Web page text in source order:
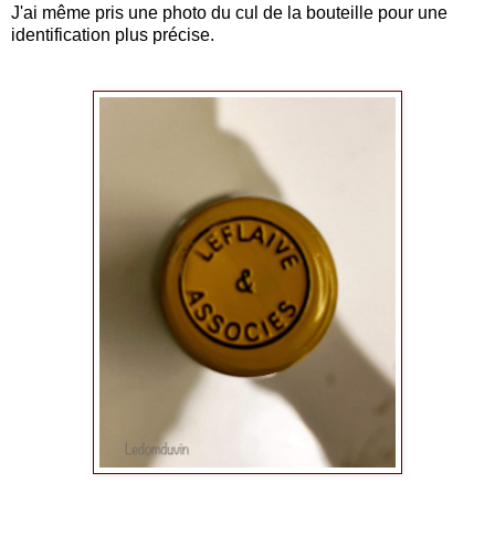
J'ai même pris une photo du cul de la bouteille pour une
identification plus précise.